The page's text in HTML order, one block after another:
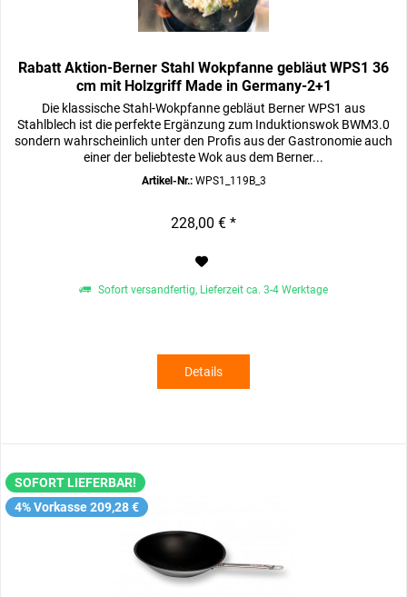
Rabatt Aktion-Berner Stahl Wokpfanne gebläut WPS1 36
cm mit Holzgriff Made in Germany-2+1
Die klassische Stahl-Wokpfanne gebläut Berner WPS1 aus
Stahlblech ist die perfekte Ergänzung zum Induktionswok BWM3.0
sondern wahrscheinlich unter den Profis aus der Gastronomie auch
einer der beliebteste Wok aus dem Berner...
Artikel-Nr.:WPS1_119B_3
228,00 € *
Sofort versandfertig, Lieferzeit ca. 3-4 Werktage
Details
SOFORT LIEFERBAR!
4% Vorkasse 209,28 €